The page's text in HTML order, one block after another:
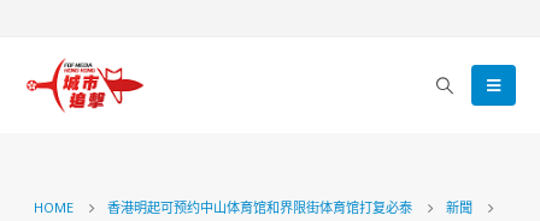
HOME 香港明起可预约中山体育馆和界限街体育馆打复必泰
新聞